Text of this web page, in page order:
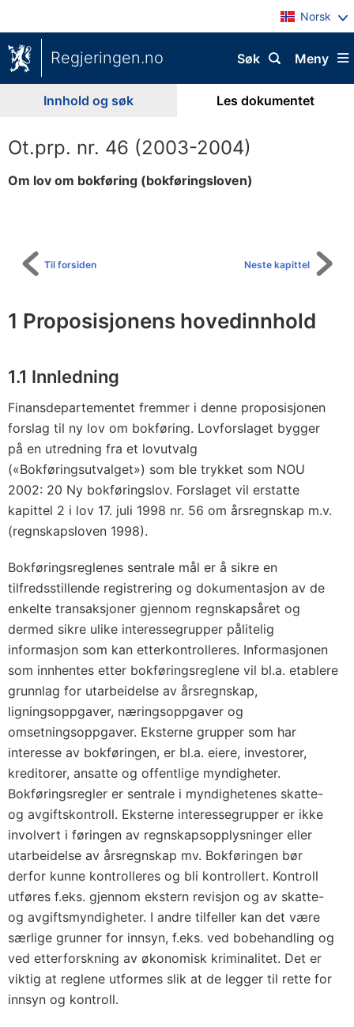
Norsk
Regjeringen.no Meny
Søk
Innhold og søk Les dokumentet
Ot.prp. nr. 46 (2003-2004)
Om lov om bokføring (bokføringsloven)
Neste kapittel
Til forsiden
1 Proposisjonens hovedinnhold
1.1 Innledning
Finansdepartementet fremmer i denne proposisjonen
forslag til ny lov om bokføring. Lovforslaget bygger
på en utredning fra et lovutvalg
(«Bokføringsutvalget») som ble trykket som NOU
2002: 20 Ny bokføringslov. Forslaget vil erstatte
kapittel 2 i lov 17. juli 1998 nr. 56 om årsregnskap m.v.
(regnskapsloven 1998).
Bokføringsreglenes sentrale mål er å sikre en
tilfredsstillende registrering og dokumentasjon av de
enkelte transaksjoner gjennom regnskapsåret og
dermed sikre ulike interessegrupper pålitelig
informasjon som kan etterkontrolleres. Informasjonen
som innhentes etter bokføringsreglene vil bl.a. etablere
grunnlag for utarbeidelse av årsregnskap,
ligningsoppgaver, næringsoppgaver og
omsetningsoppgaver. Eksterne grupper som har
interesse av bokføringen, er bl.a. eiere, investorer,
kreditorer, ansatte og offentlige myndigheter.
Bokføringsregler er sentrale i myndighetenes skatte-
og avgiftskontroll. Eksterne interessegrupper er ikke
involvert i føringen av regnskapsopplysninger eller
utarbeidelse av årsregnskap mv. Bokføringen bør
derfor kunne kontrolleres og bli kontrollert. Kontroll
utføres f.eks. gjennom ekstern revisjon og av skatte-
og avgiftsmyndigheter. I andre tilfeller kan det være
særlige grunner for innsyn, f.eks. ved bobehandling og
ved etterforskning av økonomisk kriminalitet. Det er
viktig at reglene utformes slik at de legger til rette for
innsyn og kontroll.